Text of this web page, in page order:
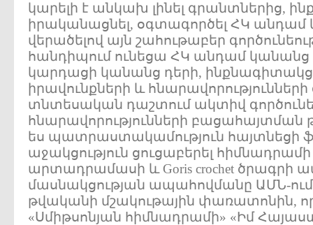
կարելի է անկախ լինել գրանտներից,
իրականացնել, օգտագործել ՀԿ անդամ
վերածելով այն շահութաբեր
հանդիպում ունեցա ՀԿ անդամ կանանց
կարդացի կանանց դերի,
իրավունքների և
տնտեսական դաշտում ակտիվ
հնարավորությունների բացահայտման
ես պատրաստակամություն հայտնեցի
աջակցություն ցուցաբերել
արտադրամասի և Goris crochet
մասնակցության ապահովմանը ԱՄՆ-ում
թվականի մշակութային փառատոնին,
«Սմիթսոնյան հիմնադրամի» «Իմ